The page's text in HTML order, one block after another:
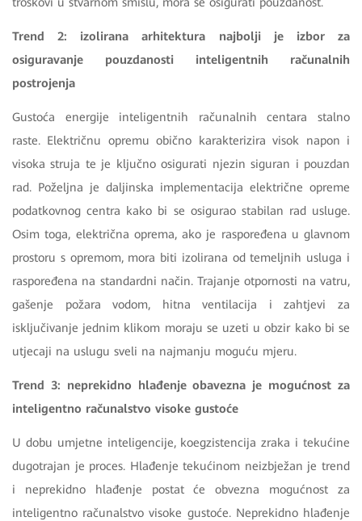
Trend 2: izolirana arhitektura najbolji je izbor za
osiguravanje pouzdanosti inteligentnih računalnih
postrojenja
Gustoća energije inteligentnih računalnih centara stalno
raste. Električnu opremu obično karakterizira visok napon i
visoka struja te je ključno osigurati njezin siguran i pouzdan
rad. Poželjna je daljinska implementacija električne opreme
podatkovnog centra kako bi se osigurao stabilan rad usluge.
Osim toga, električna oprema, ako je raspoređena u glavnom
prostoru s opremom, mora biti izolirana od temeljnih usluga i
raspoređena na standardni način. Trajanje otpornosti na vatru,
gašenje požara vodom, hitna ventilacija i zahtjevi za
isključivanje jednim klikom moraju se uzeti u obzir kako bi se
utjecaji na uslugu sveli na najmanju moguću mjeru.
Trend 3: neprekidno hlađenje obavezna je mogućnost za
inteligentno računalstvo visoke gustoće
U dobu umjetne inteligencije, koegzistencija zraka i tekućine
dugotrajan je proces. Hlađenje tekućinom neizbježan je trend
i neprekidno hlađenje postat će obvezna mogućnost za
inteligentno računalstvo visoke gustoće. Neprekidno hlađenje